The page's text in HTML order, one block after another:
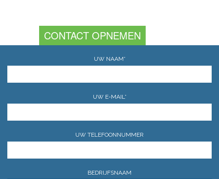
CONTACT OPNEMEN
UW NAAM*
UW E-MAIL*
UW TELEFOONNUMMER
BEDRIJFSNAAM